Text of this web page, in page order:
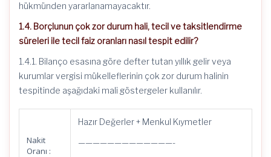
hükmünden yararlanamayacaktır.
1.4. Borçlunun çok zor durum hali, tecil ve taksitlendirme
süreleri ile tecil faiz oranları nasıl tespit edilir?
1.4.1. Bilanço esasına göre defter tutan yıllık gelir veya
kurumlar vergisi mükelleflerinin çok zor durum halinin
tespitinde aşağıdaki mali göstergeler kullanılır.
Nakit
Oranı :
Hazır Değerler + Menkul Kıymetler
—————————————-